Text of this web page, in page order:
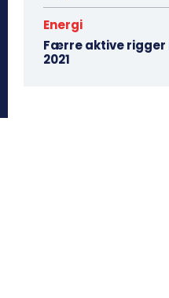
Energi
Færre aktive rigger
2021